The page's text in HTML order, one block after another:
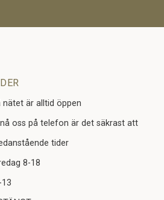
nätet är alltid öppen
oss på telefon är det säkrast att
tider
8-18